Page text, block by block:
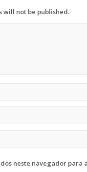
will not be published.
neste navegador para